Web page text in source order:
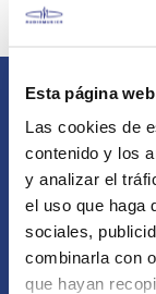
Esta página
Las cookies de
contenido y los
y analizar el
el uso que haga
sociales,
combinarla con
que hayan
Atención
+51 958418476
+51 977624112